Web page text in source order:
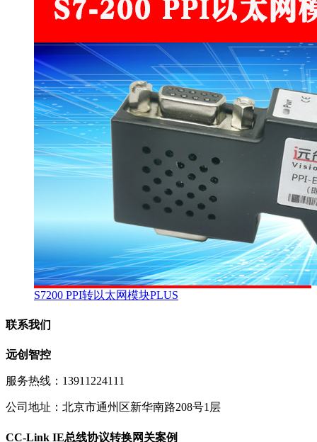
S7200 PPI转以太网模块PLUS
联系我们
远创智控
服务热线：13911224111
公司地址：北京市通州区新华南路208号1层
CC-Link IE总线协议转换网关案例